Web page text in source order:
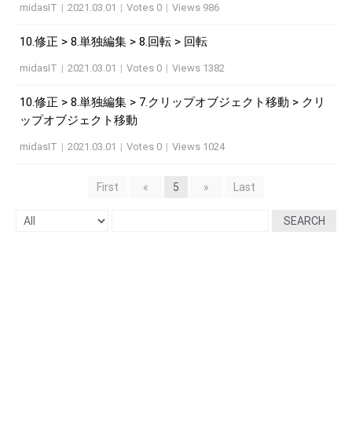
midasIT | 2021.03.01 | Votes 0 | Views 986
10.修正 > 8.単独編集 > 8.回転 > 回転
midasIT | 2021.03.01 | Votes 0 | Views 1382
10.修正 > 8.単独編集 > 7.クリップオブジェクト移動 > クリ
ップオブジェクト移動
midasIT | 2021.03.01 | Votes 0 | Views 1024
First « 5 » Last
SEARCH